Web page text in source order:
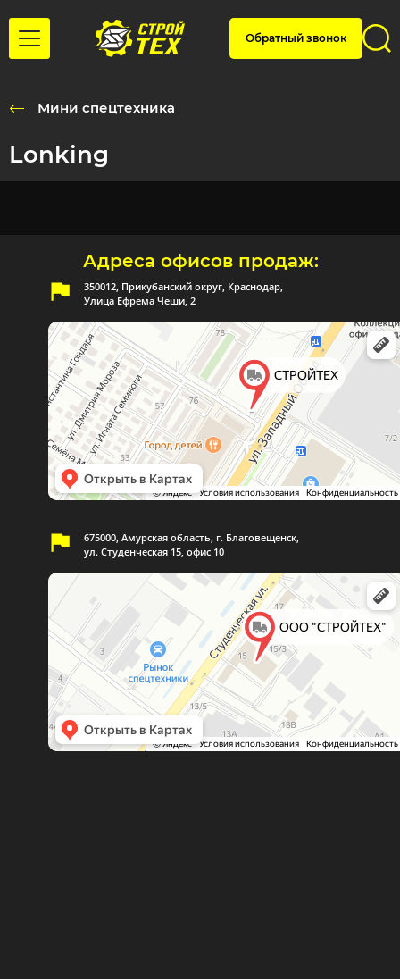
Обратный звонок
Мини спецтехника
Lonking
350012, Прикубанский округ, Краснодар,
Улица Ефрема Чеши, 2
675000, Амурская область, г. Благовещенск,
ул. Студенческая 15, офис 10
Адреса офисов продаж: